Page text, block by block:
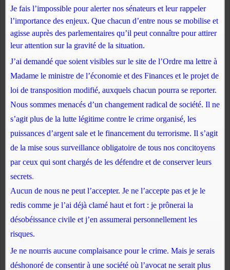
Je fais l’impossible pour alerter nos sénateurs et leur rappeler
l’importance des enjeux. Que chacun d’entre nous se mobilise et
agisse auprès des parlementaires qu’il peut connaître pour attirer
leur attention sur la gravité de la situation.
J’ai demandé que soient visibles sur le site de l’Ordre ma lettre à
Madame le ministre de l’économie et des Finances et le projet de
loi de transposition modifié, auxquels chacun pourra se reporter.
Nous sommes menacés d’un changement radical de société. Il ne
s’agit plus de la lutte légitime contre le crime organisé, les
puissances d’argent sale et le financement du terrorisme. Il s’agit
de la mise sous surveillance obligatoire de tous nos concitoyens
par ceux qui sont chargés de les défendre et de conserver leurs
secrets.
Aucun de nous ne peut l’accepter. Je ne l’accepte pas et je le
redis comme je l’ai déjà clamé haut et fort : je prônerai la
désobéissance civile et j’en assumerai personnellement les
risques.
Je ne nourris aucune complaisance pour le crime. Mais je serais
déshonoré de consentir à une société où l’avocat ne serait plus